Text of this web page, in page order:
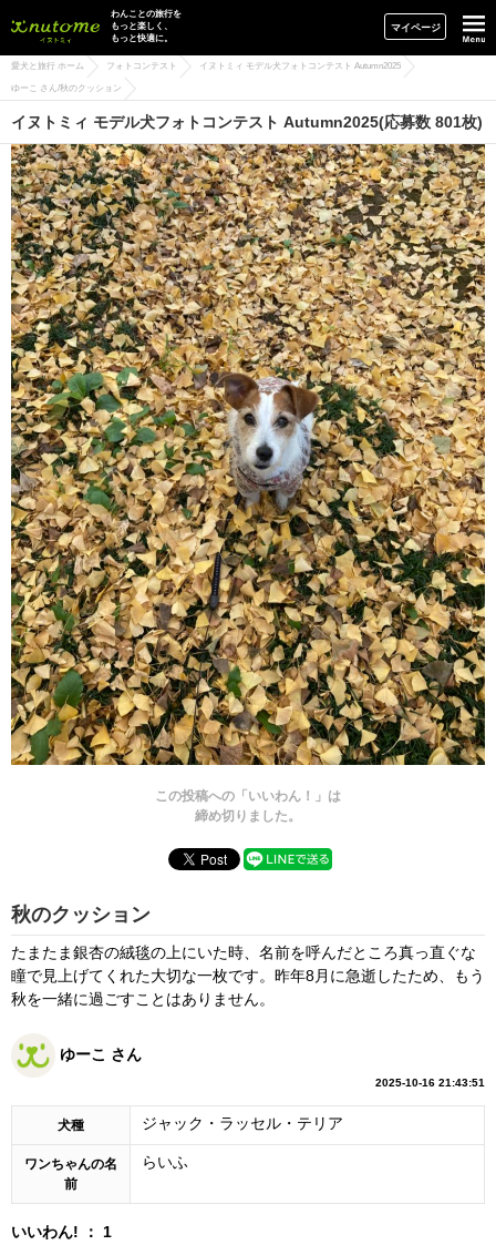
イヌトミィ
わんことの旅行を
もっと楽しく、
もっと快適に。
マイページ
愛犬と旅行 ホーム フォトコンテスト イヌトミィ モデル犬フォトコンテスト Autumn2025
ゆーこ さん/秋のクッション
イヌトミィ モデル犬フォトコンテスト Autumn2025(応募数 801枚)
この投稿への「いいわん！」は
締め切りました。
秋のクッション
たまたま銀杏の絨毯の上にいた時、名前を呼んだところ真っ直ぐな
瞳で見上げてくれた大切な一枚です。昨年8月に急逝したため、もう
秋を一緒に過ごすことはありません。
ゆーこ さん
2025-10-16 21:43:51
犬種 ジャック・ラッセル・テリア
ワンちゃんの名
前
らいふ
いいわん! ： 1